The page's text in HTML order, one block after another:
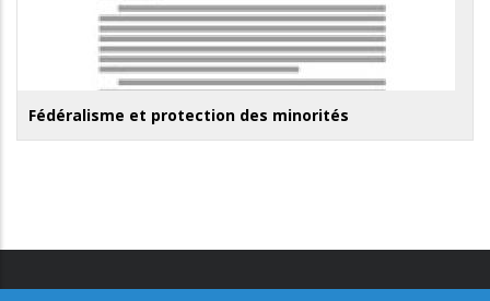
Fédéralisme et protection des minorités